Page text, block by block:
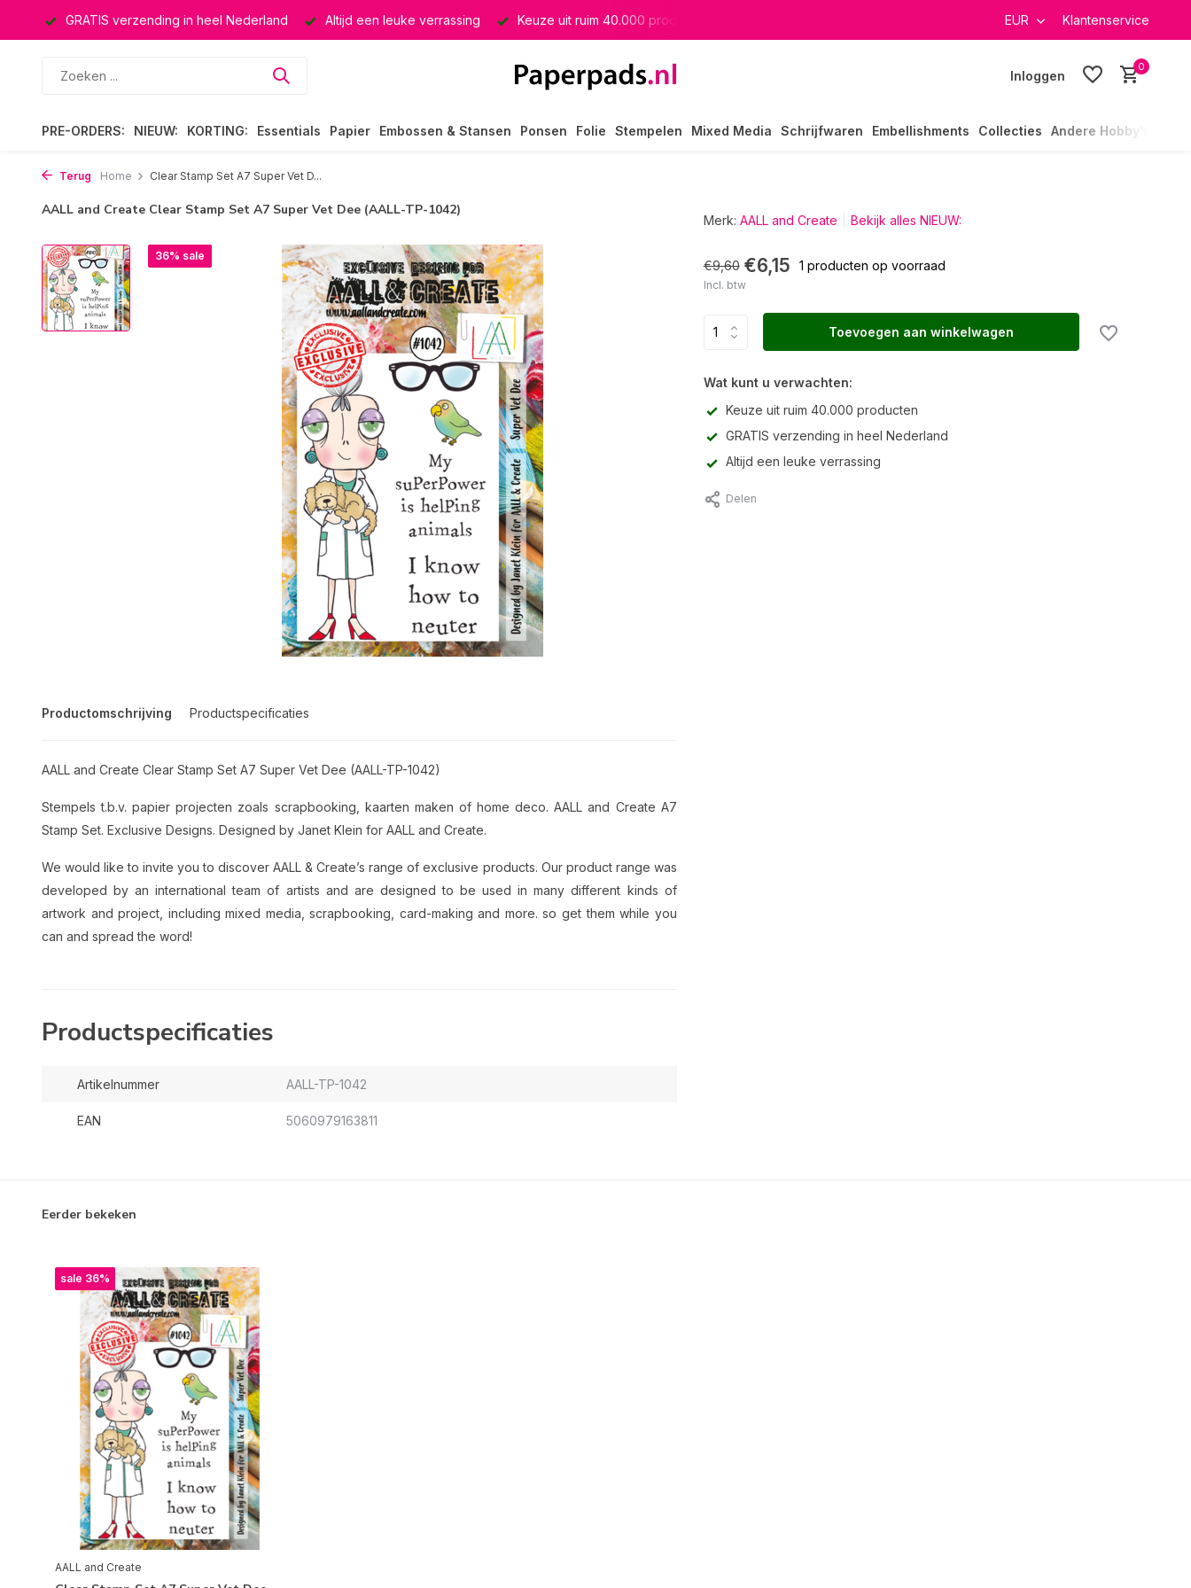
GRATIS verzending in heel Nederland Altijd een leuke verrassing Keuze uit ruim 40.000 producten EUR Klantenservice
Inloggen
0
PRE-ORDERS: NIEUW: KORTING: Essentials Papier Embossen & Stansen Ponsen Folie Stempelen Mixed Media Schrijfwaren Embellishments Collecties Andere Hobby's
Terug Home Clear Stamp Set A7 Super Vet D...
AALL and Create Clear Stamp Set A7 Super Vet Dee (AALL-TP-1042)
36% sale
Productomschrijving Productspecificaties
AALL and Create Clear Stamp Set A7 Super Vet Dee (AALL-TP-1042)
Stempels t.b.v. papier projecten zoals scrapbooking, kaarten maken of home deco. AALL and Create A7
Stamp Set. Exclusive Designs. Designed by Janet Klein for AALL and Create.
We would like to invite you to discover AALL & Create’s range of exclusive products. Our product range was
developed by an international team of artists and are designed to be used in many different kinds of
artwork and project, including mixed media, scrapbooking, card-making and more. so get them while you
can and spread the word!
Productspecificaties
Artikelnummer AALL-TP-1042
EAN 5060979163811
Merk: AALL and Create Bekijk alles NIEUW:
€9,60 €6,15 1 producten op voorraad
Incl. btw
Toevoegen aan winkelwagen
Wat kunt u verwachten:
Keuze uit ruim 40.000 producten
GRATIS verzending in heel Nederland
Altijd een leuke verrassing
Delen
Eerder bekeken
sale 36%
AALL and Create